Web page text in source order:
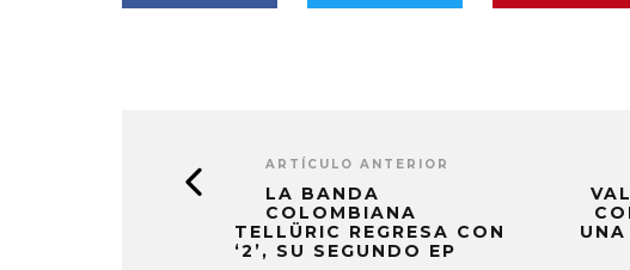
ARTÍCULO ANTERIOR
LA BANDA
COLOMBIANA
TELLÜRIC REGRESA CON
‘2’, SU SEGUNDO EP